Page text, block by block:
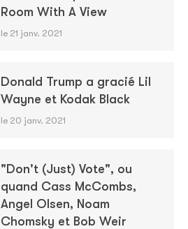
Room With A View
le 21 janv. 2021
Donald Trump a gracié Lil
Wayne et Kodak Black
le 20 janv. 2021
"Don't (Just) Vote", ou
quand Cass McCombs,
Angel Olsen, Noam
Chomsky et Bob Weir